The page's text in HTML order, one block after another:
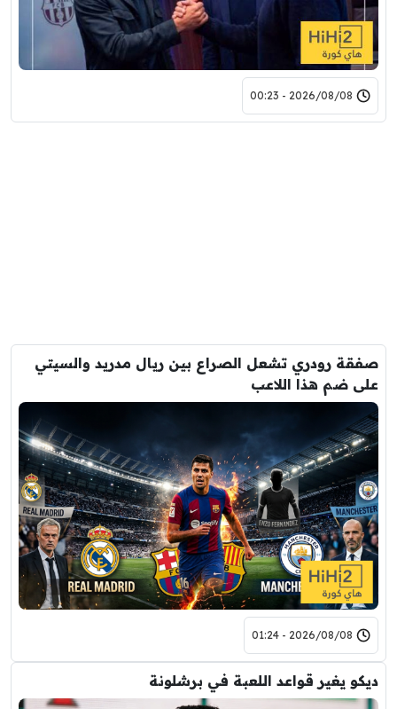
2026/08/08 - 00:23
صفقة رودري تشعل الصراع بين ريال مدريد والسيتي
على ضم هذا اللاعب
2026/08/08 - 01:24
ديكو يغير قواعد اللعبة في برشلونة